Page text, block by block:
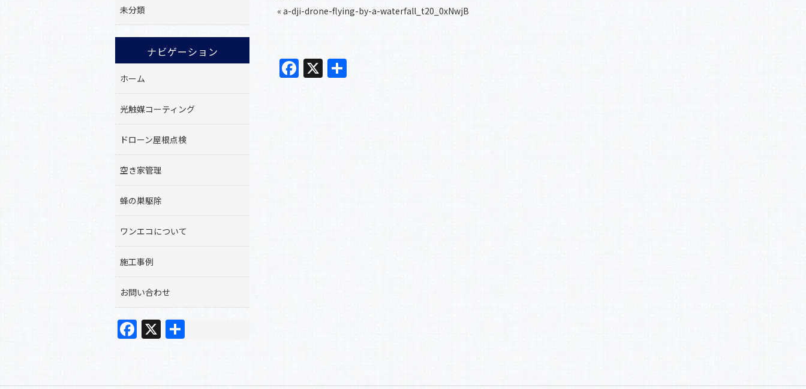
« a-dji-drone-flying-by-a-waterfall_t20_0xNwjB
F X
未分類
ナビゲーション
ホーム
光触媒コーティング
ドローン屋根点検
空き家管理
蜂の巣駆除
ワンエコについて
施工事例
お問い合わせ
F X